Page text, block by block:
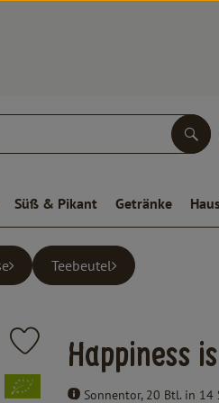
Süß & Pikant Getränke
Teebeutel
Happiness
Sonnentor, 20 Btl. in 14
Produkt zu Favouriten hinzufügen
, Verband: